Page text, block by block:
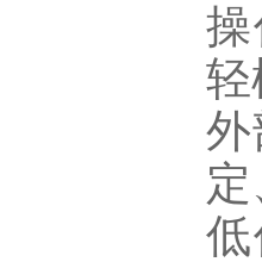
轻